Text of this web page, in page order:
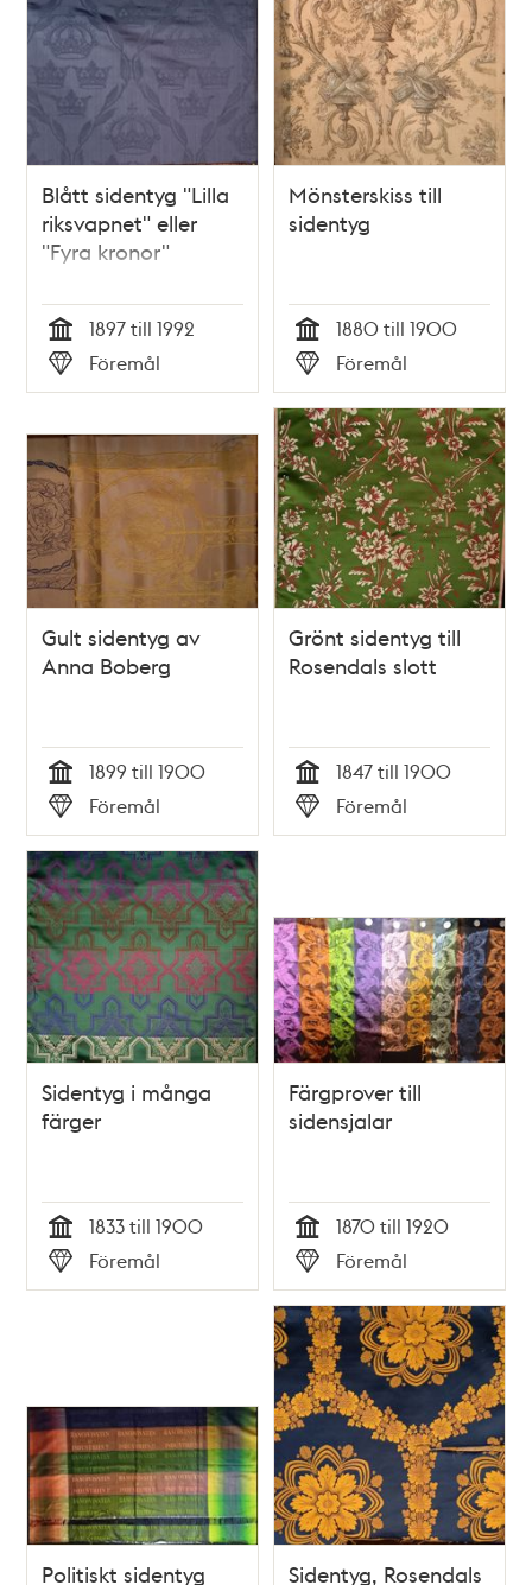
Blått sidentyg "Lilla
riksvapnet" eller
"Fyra kronor"
Tid
1897 till 1992
Typ
Föremål
Mönsterskiss till
sidentyg
Tid
1880 till 1900
Typ
Föremål
Gult sidentyg av
Anna Boberg
Tid
1899 till 1900
Typ
Föremål
Grönt sidentyg till
Rosendals slott
Tid
1847 till 1900
Typ
Föremål
Sidentyg i många
färger
Tid
1833 till 1900
Typ
Föremål
Färgprover till
sidensjalar
Tid
1870 till 1920
Typ
Föremål
Politiskt sidentyg Sidentyg, Rosendals